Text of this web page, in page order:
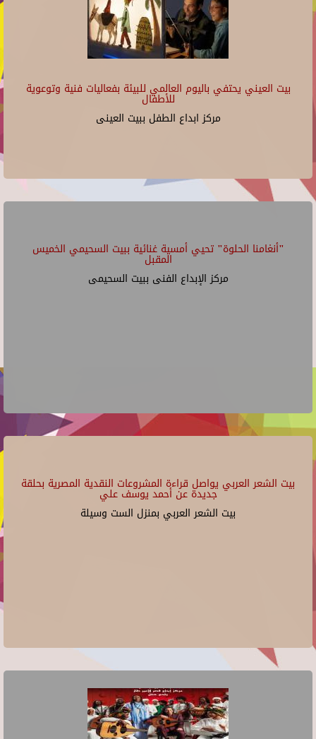
بيت العيني يحتفي باليوم العالمي للبيئة بفعاليات فنية وتوعوية
للأطفال
مركز ابداع الطفل ببيت العينى
"أنغامنا الحلوة" تحيي أمسية غنائية ببيت السحيمي الخميس
المقبل
مركز الإبداع الفنى ببيت السحيمى
بيت الشعر العربي يواصل قراءة المشروعات النقدية المصرية بحلقة
جديدة عن أحمد يوسف علي
بيت الشعر العربي بمنزل الست وسيلة